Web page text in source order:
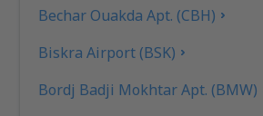
Bechar Ouakda Apt. (CBH)
Biskra Airport (BSK)
Bordj Badji Mokhtar Apt. (BMW)